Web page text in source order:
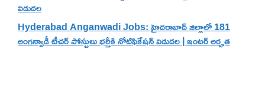
విడుదల
Hyderabad Anganwadi Jobs: హైదరాబాద్ జిల్లాలో 181
అంగన్వాడీ టీచర్ పోస్టులు భర్తీకి నోటిఫికేషన్ విడుదల | ఇంటర్ అర్హత